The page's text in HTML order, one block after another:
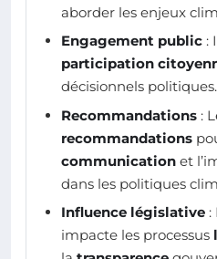
aborder les enjeux
Engagement public :
participation
décisionnels politiques.
Recommandations :
recommandations
communication et
dans les politiques
Influence législative :
impacte les processus